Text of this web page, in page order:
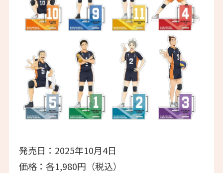
発売日：2025年10月4日
価格：各1,980円（税込）